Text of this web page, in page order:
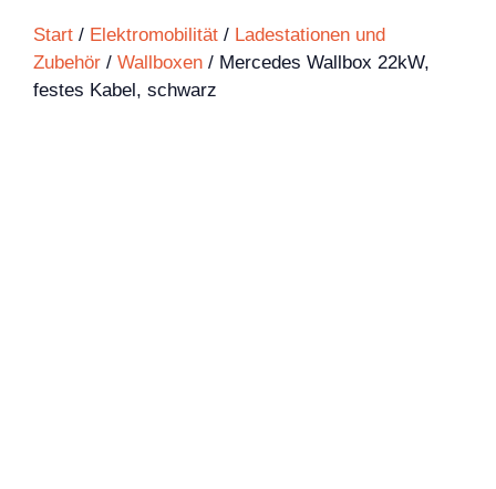
Start / Elektromobilität / Ladestationen und
Zubehör / Wallboxen / Mercedes Wallbox 22kW,
festes Kabel, schwarz